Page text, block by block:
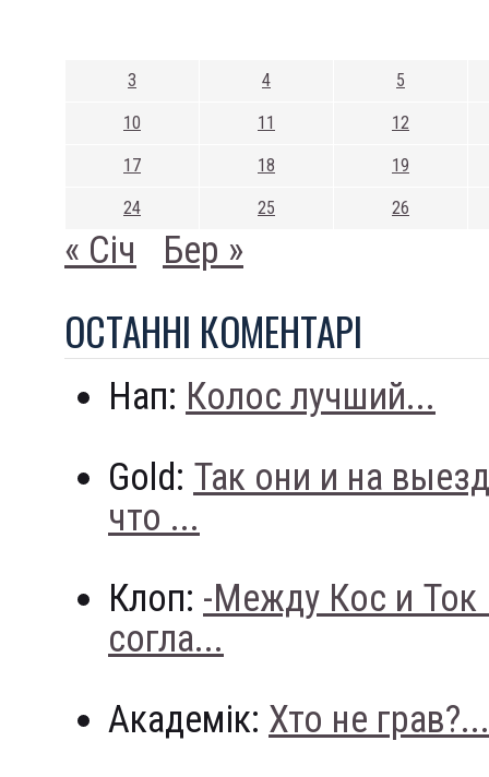
3 4 5
10 11 12
17 18 19
24 25 26
« Січ Бер »
ОСТАННI КОМЕНТАРI
Нап: Колос лучший...
Gold: Так они и на
что ...
Клоп: -Между Кос и
согла...
Академік: Хто не грав?...